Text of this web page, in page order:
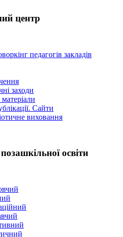
центр
педагогів закладів
заходи
Сайти
виховання
освіти